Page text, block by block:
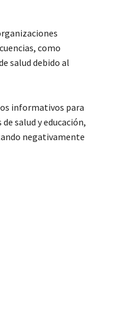
como
salud debido al
informativos para
salud y educación,
negativamente